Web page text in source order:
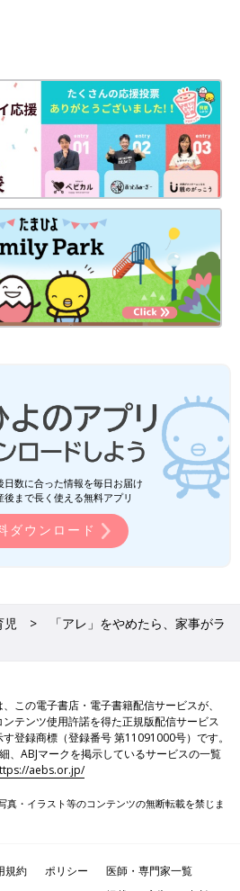
日数に合った情報を毎日お届け
後まで長く使える無料アプリ
ダウンロード
児
「アレ」をやめたら、家事がラ
この電子書店・電子書籍配信サービスが、
テンツ使用許諾を得た正規版配信サービス
登録商標（登録番号 第11091000号）です。
、ABJマークを掲示しているサービスの一覧
aebs.or.jp/
真・イラスト等のコンテンツの無断転載を禁じま
規約 ポリシー
医師・専門家一覧